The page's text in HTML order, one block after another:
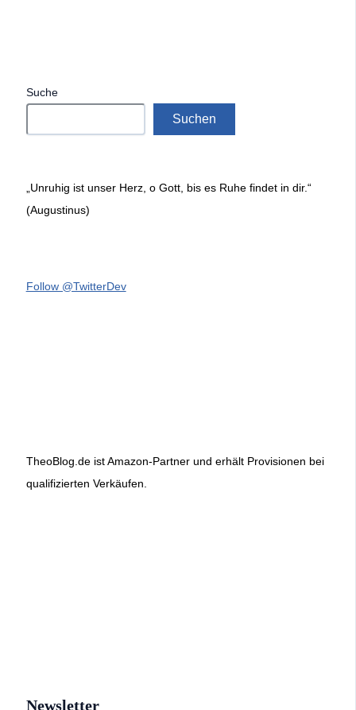
Suche
Suchen
„Unruhig ist unser Herz, o Gott, bis es Ruhe findet in dir.“
(Augustinus)
Follow @TwitterDev
TheoBlog.de ist Amazon-Partner und erhält Provisionen bei
qualifizierten Verkäufen.
Newsletter